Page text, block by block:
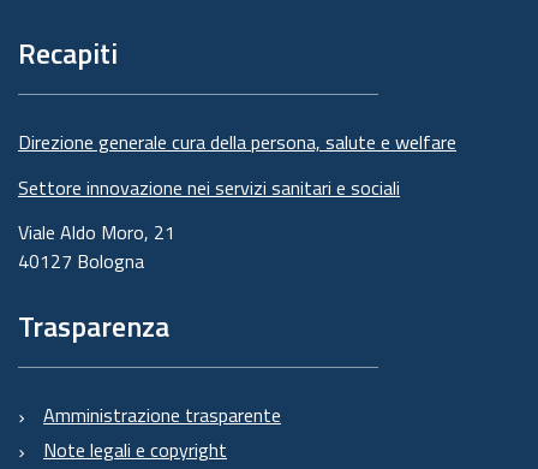
pagina
Recapiti
Direzione generale cura della persona, salute e welfare
Settore innovazione nei servizi sanitari e sociali
Viale Aldo Moro, 21
40127 Bologna
Trasparenza
Amministrazione trasparente
Note legali e copyright